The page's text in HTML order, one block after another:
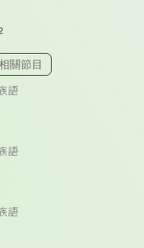
相關單集
關節目
語
語
語